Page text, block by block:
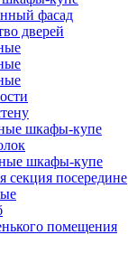
фасад
дверей
шкафы-купе
шкафы-купе
секция посередине
помещения